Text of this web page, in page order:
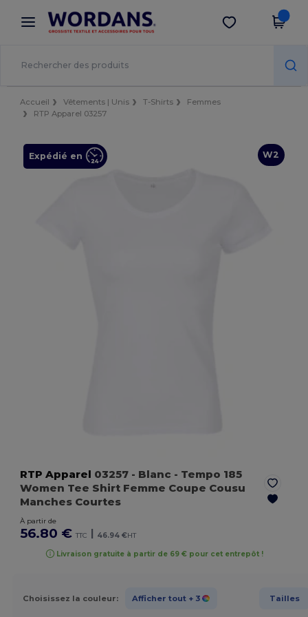
× Appli Wordans
Meilleurs prix sur l’app !
Obtenir l'appli
Accueil Vêtements | Unis T-Shirts
Femmes
RTP Apparel 03257
W2
Expédié en
RTP Apparel 03257 - Blanc - Tempo 185
Women Tee Shirt Femme Coupe Cousu
Manches Courtes
À partir de
56.80 € TTC | 46.94 €HT
Livraison gratuite à partir de 69 € pour cet entrepôt !
Choisissez la couleur: Afficher tout + 3 Tailles